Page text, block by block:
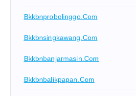
Bkkbnprobolinggo.com
Bkkbnsingkawang.com
Bkkbnbanjarmasin.com
Bkkbnbalikpapan.com